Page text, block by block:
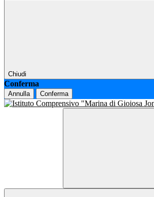
Chiudi
Conferma
Annulla Conferma